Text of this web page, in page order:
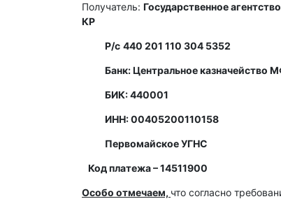
Получатель: Государственное
КР
Р/с 440 201 110 304 5352
Банк: Центральное казначейство
БИК: 440001
ИНН: 00405200110158
Первомайское УГНС
Код платежа – 14511900
Особо отмечаем, что согласно